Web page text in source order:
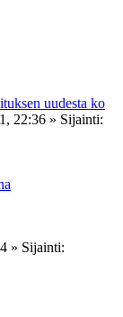
uudesta ko
22:36 » Sijainti:
» Sijainti: